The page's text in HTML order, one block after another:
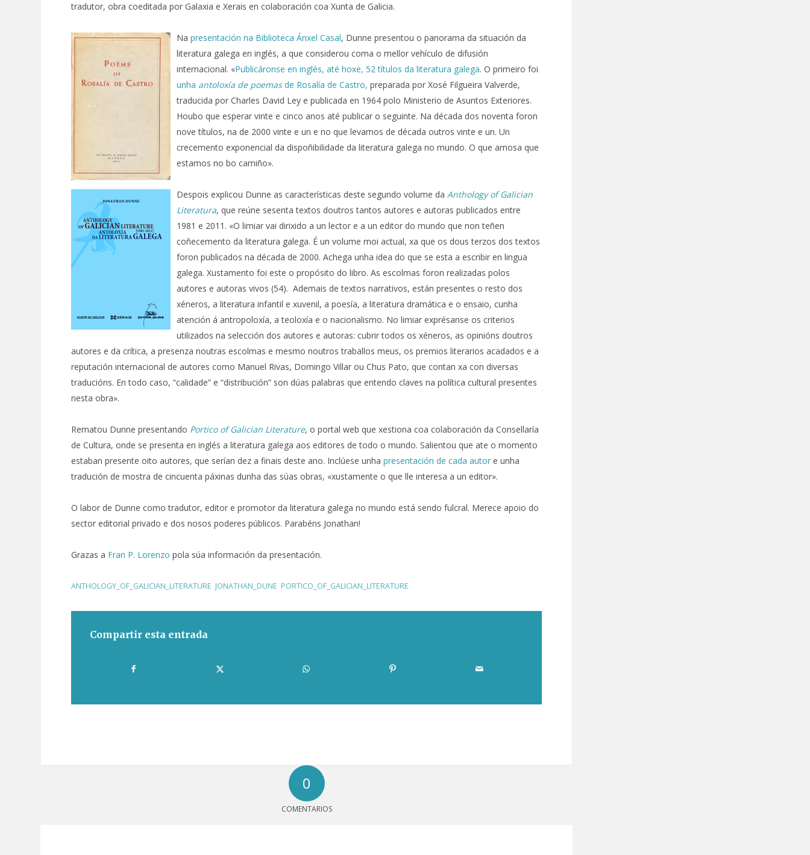
tradutor, obra coeditada por Galaxia e Xerais en colaboración coa Xunta de Galicia.
Na presentación na Biblioteca Ánxel Casal, Dunne presentou o panorama da situación da
literatura galega en inglés, a que considerou coma o mellor vehículo de difusión
internacional. «Publicáronse en inglés, até hoxe, 52 títulos da literatura galega. O primeiro foi
unha antoloxía de poemasde Rosalía de Castro, preparada por Xosé Filgueira Valverde,
traducida por Charles David Ley e publicada en 1964 polo Ministerio de Asuntos Exteriores.
Houbo que esperar vinte e cinco anos até publicar o seguinte. Na década dos noventa foron
nove títulos, na de 2000 vinte e un e no que levamos de década outros vinte e un. Un
crecemento exponencial da dispoñibilidade da literatura galega no mundo. O que amosa que
estamos no bo camiño».
Despois explicou Dunne as características deste segundo volume da Anthology of Galician
Literatura, que reúne sesenta textos doutros tantos autores e autoras publicados entre
1981 e 2011. «O limiar vai dirixido a un lector e a un editor do mundo que non teñen
coñecemento da literatura galega. É un volume moi actual, xa que os dous terzos dos textos
foron publicados na década de 2000. Achega unha idea do que se esta a escribir en lingua
galega. Xustamento foi este o propósito do libro. As escolmas foron realizadas polos
autores e autoras vivos (54). Ademais de textos narrativos, están presentes o resto dos
xéneros, a literatura infantil e xuvenil, a poesía, a literatura dramática e o ensaio, cunha
atención á antropoloxía, a teoloxía e o nacionalismo. No limiar exprésanse os criterios
utilizados na selección dos autores e autoras: cubrir todos os xéneros, as opinións doutros
autores e da crítica, a presenza noutras escolmas e mesmo noutros traballos meus, os premios literarios acadados e a
reputación internacional de autores como Manuel Rivas, Domingo Villar ou Chus Pato, que contan xa con diversas
traducións. En todo caso, “calidade” e “distribución” son dúas palabras que entendo claves na política cultural presentes
nesta obra».
Rematou Dunne presentando Portico of Galician Literature, o portal web que xestiona coa colaboración da Consellaría
de Cultura, onde se presenta en inglés a literatura galega aos editores de todo o mundo. Salientou que ate o momento
estaban presente oito autores, que serían dez a finais deste ano. Inclúese unha presentación de cada autor e unha
tradución de mostra de cincuenta páxinas dunha das súas obras, «xustamente o que lle interesa a un editor».
O labor de Dunne como tradutor, editor e promotor da literatura galega no mundo está sendo fulcral. Merece apoio do
sector editorial privado e dos nosos poderes públicos. Parabéns Jonathan!
Grazas a Fran P. Lorenzo pola súa información da presentación.
ANTHOLOGY_OF_GALICIAN_LITERATURE JONATHAN_DUNE PORTICO_OF_GALICIAN_LITERATURE
Compartir esta entrada
0
COMENTARIOS